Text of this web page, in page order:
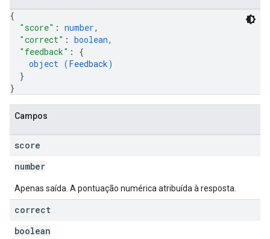
{
"score" : number,
"correct" : boolean,
"feedback" : {
object (Feedback)
}
}
Campos
score
number
Apenas saída. A pontuação numérica atribuída à resposta.
correct
boolean